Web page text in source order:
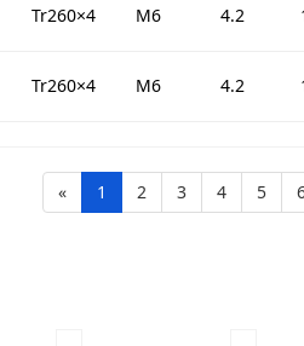
Tr260×4 M6 4.2
Tr260×4 M6 4.2
« 1 2 3 4 5